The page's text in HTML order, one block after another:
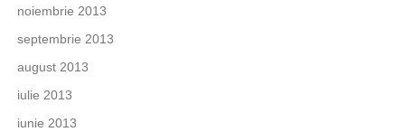
noiembrie 2013
septembrie 2013
august 2013
iulie 2013
iunie 2013